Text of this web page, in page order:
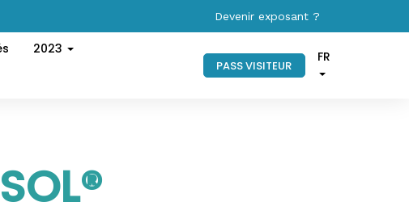
Devenir exposant ?
2023
PASS VISITEUR
FR